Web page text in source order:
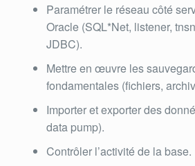
Paramétrer le réseau côté
Oracle (SQL*Net, listener,
JDBC).
Mettre en œuvre les
fondamentales (fichiers,
Importer et exporter des
data pump).
Contrôler l’activité de la base.